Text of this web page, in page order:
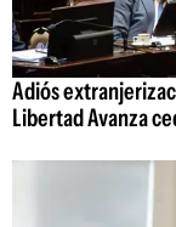
Adiós
Libertad Avanza